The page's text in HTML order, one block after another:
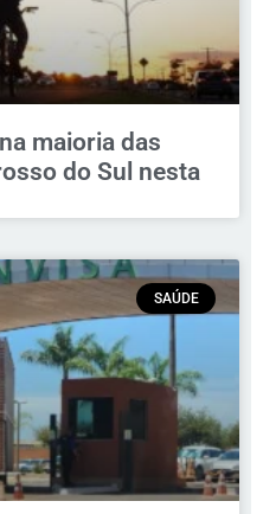
maioria das
do Sul nesta
SAÚDE